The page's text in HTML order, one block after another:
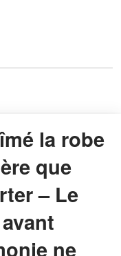
la robe
que
– Le
ne